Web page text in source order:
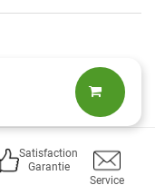
Satisfaction
Garantie
Service